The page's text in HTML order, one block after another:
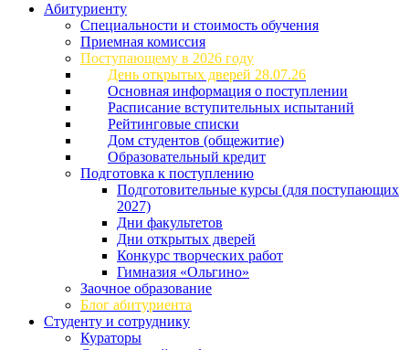
Абитуриенту
Специальности и стоимость обучения
Приемная комиссия
Поступающему в 2026 году
День открытых дверей 28.07.26
Основная информация о поступлении
Расписание вступительных испытаний
Рейтинговые списки
Дом студентов (общежитие)
Образовательный кредит
Подготовка к поступлению
Подготовительные курсы (для поступающих
2027)
Дни факультетов
Дни открытых дверей
Конкурс творческих работ
Гимназия «Ольгино»
Заочное образование
Блог абитуриента
Студенту и сотруднику
Кураторы